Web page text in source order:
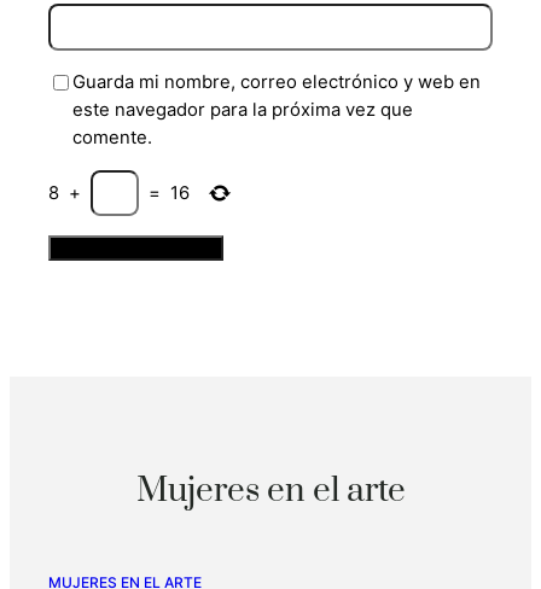
Guarda mi nombre, correo electrónico y web en
este navegador para la próxima vez que
comente.
8 + = 16
Mujeres en el arte
MUJERES EN EL ARTE